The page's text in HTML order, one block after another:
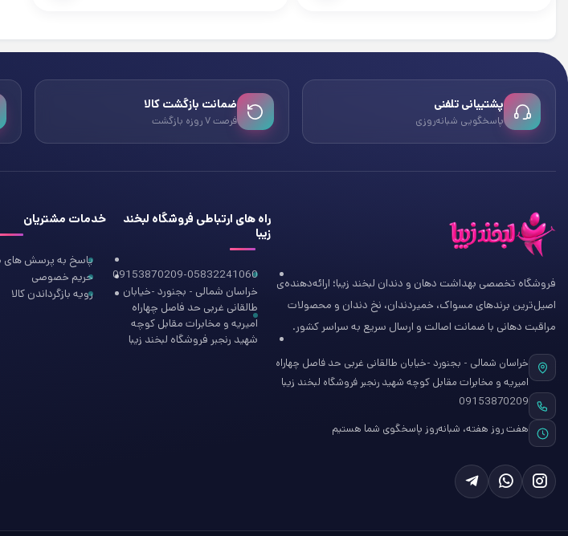
پشتیبانی تلفنی
پاسخگویی شبانه‌روزی
ضمانت بازگشت کالا
فرصت ۷ روزه بازگشت
فروشگاه تخصصی بهداشت دهان و دندان لبخند زیبا؛ ارائه‌دهنده‌ی
اصیل‌ترین برندهای مسواک، خمیردندان، نخ دندان و محصولات
مراقبت دهانی با ضمانت اصالت و ارسال سریع به سراسر کشور.
خراسان شمالی - بجنورد -خیابان طالقانی غربی حد فاصل چهاراه
امیریه و مخابرات مقابل کوچه شهید رنجبر فروشگاه لبخند زیبا
09153870209
هفت روز هفته، شبانه‌روز پاسخگوی شما هستیم
راه های ارتباطی فروشگاه لبخند
زیبا
09153870209-05832241060
خراسان شمالی - بجنورد -خیابان
طالقانی غربی حد فاصل چهاراه
امیریه و مخابرات مقابل کوچه
شهید رنجبر فروشگاه لبخند زیبا
خدمات مشتریان
پاسخ به پرسش های
حریم خصوصی
رویه بازگرداندن کالا